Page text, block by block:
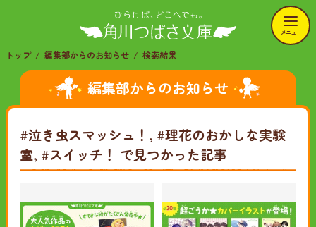
メニュー
トップ 編集部からのお知らせ 検索結果
編集部からのお知らせ
#泣き虫スマッシュ！, #理花のおかしな実験
室, #スイッチ！ で見つかった記事